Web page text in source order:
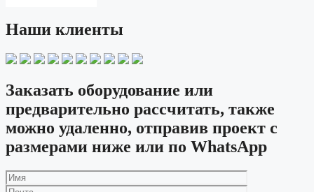
Наши клиенты
Заказать оборудование или
предварительно рассчитать, также
можно удаленно, отправив проект с
размерами ниже или по WhatsApp